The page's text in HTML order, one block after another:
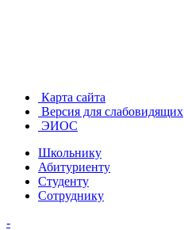
Карта сайта
Версия для слабовидящих
ЭИОС
Школьнику
Абитуриенту
Студенту
Сотруднику
-